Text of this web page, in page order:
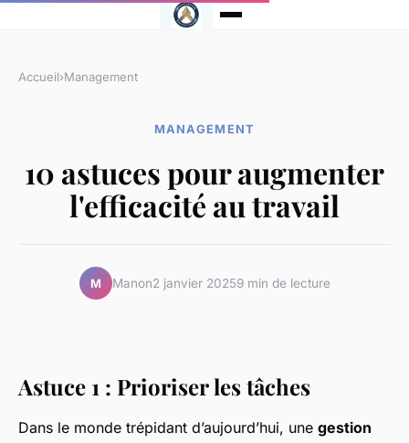
Accueil›Management
MANAGEMENT
10 astuces pour augmenter
l'efficacité au travail
M Manon2 janvier 20259 min de lecture
Astuce 1 : Prioriser les tâches
Dans le monde trépidant d’aujourd’hui, une gestion